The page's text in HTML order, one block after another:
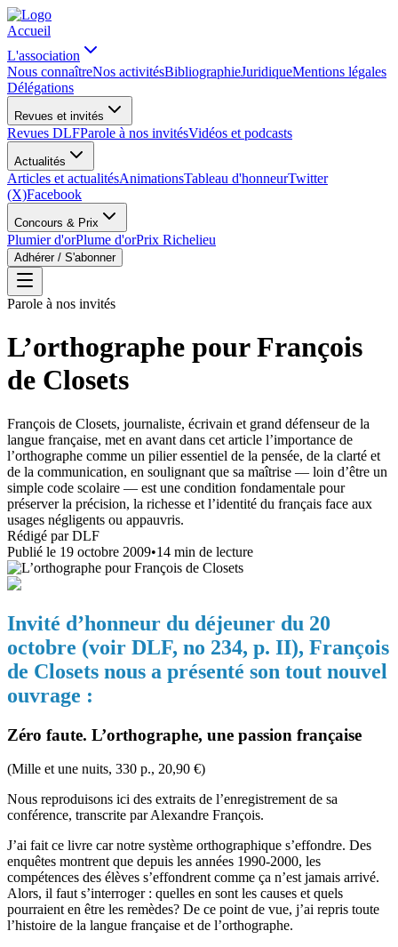
Accueil
L'association
Nous connaîtreNos activitésBibliographieJuridiqueMentions légales
Délégations
Revues et invités
Revues DLFParole à nos invitésVidéos et podcasts
Actualités
Articles et actualitésAnimationsTableau d'honneurTwitter
(X)Facebook
Concours & Prix
Plumier d'orPlume d'orPrix Richelieu
Adhérer / S'abonner
Parole à nos invités
L’orthographe pour François
de Closets
François de Closets, journaliste, écrivain et grand défenseur de la
langue française, met en avant dans cet article l’importance de
l’orthographe comme un pilier essentiel de la pensée, de la clarté et
de la communication, en soulignant que sa maîtrise — loin d’être un
simple code scolaire — est une condition fondamentale pour
préserver la précision, la richesse et l’identité du français face aux
usages négligents ou appauvris.
Rédigé parDLF
Publié le 19 octobre 2009•14 min de lecture
Invité d’honneur du déjeuner du 20
octobre (voir DLF, no 234, p. II), François
de Closets nous a présenté son tout nouvel
ouvrage :
Zéro faute. L’orthographe, une passion française
(Mille et une nuits, 330 p., 20,90 €)
Nous reproduisons ici des extraits de l’enregistrement de sa
conférence, transcrite par Alexandre François.
J’ai fait ce livre car notre système orthographique s’effondre. Des
enquêtes montrent que depuis les années 1990-2000, les
compétences des élèves s’effondrent comme ça n’est jamais arrivé.
Alors, il faut s’interroger : quelles en sont les causes et quels
pourraient en être les remèdes? De ce point de vue, j’ai repris toute
l’histoire de la langue française et de l’orthographe.